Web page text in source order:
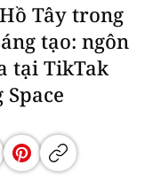
Tây trong
tạo: ngôn
tại TikTak